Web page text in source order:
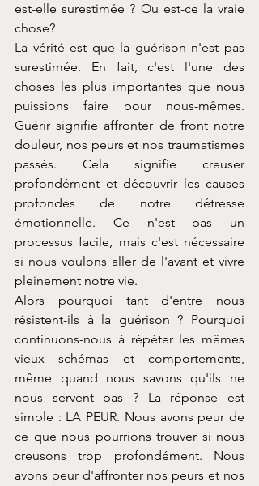
est-elle surestimée ? Ou est-ce la vraie
chose?
La vérité est que la guérison n'est pas
surestimée. En fait, c'est l'une des
choses les plus importantes que nous
puissions faire pour nous-mêmes.
Guérir signifie affronter de front notre
douleur, nos peurs et nos traumatismes
passés. Cela signifie creuser
profondément et découvrir les causes
profondes de notre détresse
émotionnelle. Ce n'est pas un
processus facile, mais c'est nécessaire
si nous voulons aller de l'avant et vivre
pleinement notre vie.
Alors pourquoi tant d'entre nous
résistent-ils à la guérison ? Pourquoi
continuons-nous à répéter les mêmes
vieux schémas et comportements,
même quand nous savons qu'ils ne
nous servent pas ? La réponse est
simple : LA PEUR. Nous avons peur de
ce que nous pourrions trouver si nous
creusons trop profondément. Nous
avons peur d'affronter nos peurs et nos